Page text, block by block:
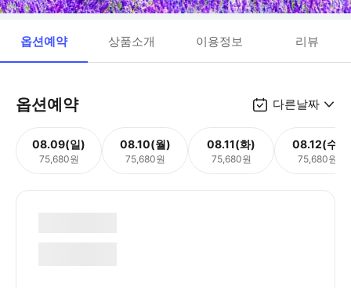
옵션예약 상품소개 이용정보 리뷰
옵션예약 다른날짜
08.09(일)
75,680원
08.10(월)
75,680원
08.11(화)
75,680원
08.12(수)
75,680원